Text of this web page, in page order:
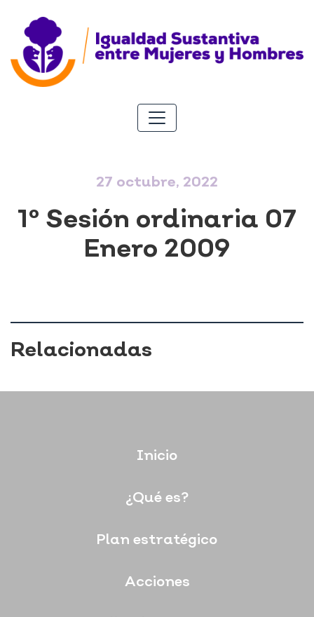
27 octubre, 2022
1° Sesión ordinaria 07
Enero 2009
Relacionadas
Inicio
¿Qué es?
Plan estratégico
Acciones